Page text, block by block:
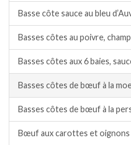
Basse côte sauce au bleu
Basses côtes au poivre,
Basses côtes aux 6 baies,
Basses côtes de bœuf à la
Basses côtes de bœuf à la
Bœuf aux carottes et oignons